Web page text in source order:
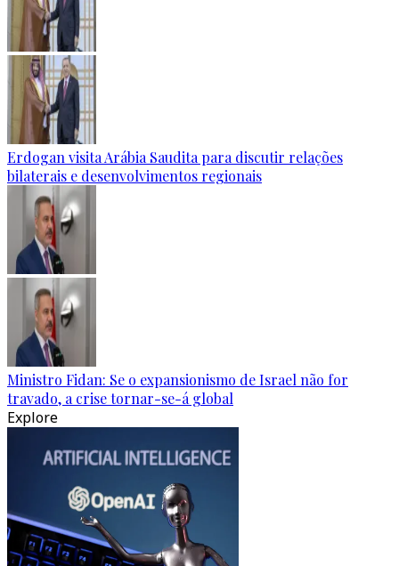
Erdogan visita Arábia Saudita para discutir relações
bilaterais e desenvolvimentos regionais
Ministro Fidan: Se o expansionismo de Israel não for
travado, a crise tornar-se-á global
Explore